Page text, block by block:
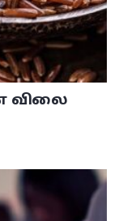
விலை